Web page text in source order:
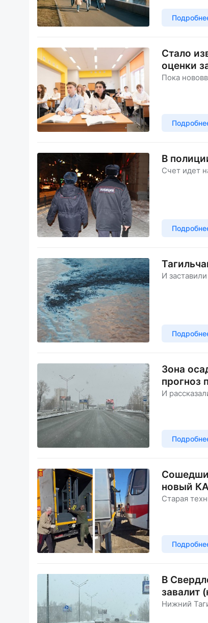
Стало
оценки
Пока
В
Счет идет
И
Зона
прогноз
И
новый
Старая
В
завалит
Нижний